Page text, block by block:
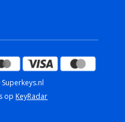
opKeyRadar